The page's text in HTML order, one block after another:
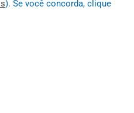
). Se você concorda, clique